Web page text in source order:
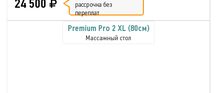
24 500
рассрочка без
переплат
Premium Pro 2 XL (80см)
Массажный стол